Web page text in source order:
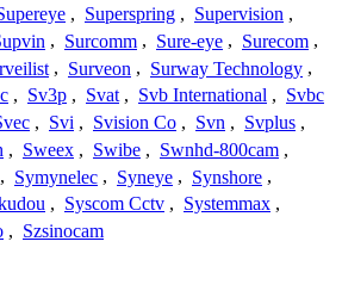
, Superspring , Supervision ,
, Surcomm , Sure-eye , Surecom ,
, Surveon , Surway Technology ,
, Sv3p , Svat , Svb International , Svbc
, Svi , Svision Co , Svn , Svplus ,
, Sweex , Swibe , Swnhd-800cam ,
, Symynelec , Syneye , Synshore ,
, Syscom Cctv , Systemmax ,
, Szsinocam